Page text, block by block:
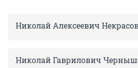
Николай Алексеевич
Николай Гаврилович